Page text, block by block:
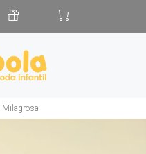
Milagrosa